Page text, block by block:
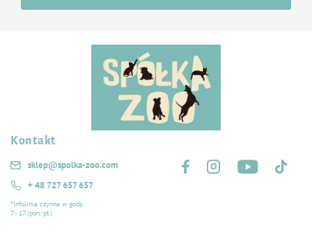
Kontakt
sklep@spolka-zoo.com
+ 48 727 657 657
*Infolinia czynna w godz.
7 - 17 (pon.-pt.)